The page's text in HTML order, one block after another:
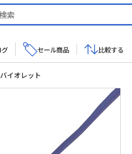
セール商品 比較する
イオレット